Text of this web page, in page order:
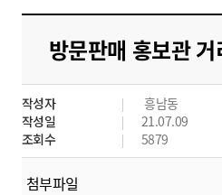
도
시
군
산
방문판매 홍보관
작성자
흥남동
작성일
21.07.09
조회수
5879
첨부파일